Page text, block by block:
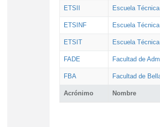
Acrónimo Nombre
ETSII Escuela
ETSINF Escuela
ETSIT Escuela
FADE Facultad de
FBA Facultad de